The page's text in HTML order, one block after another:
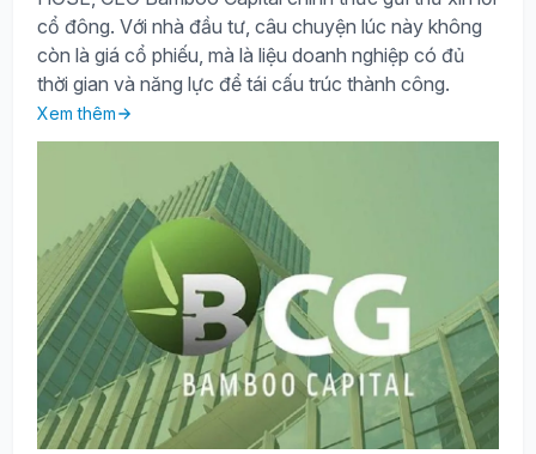
cổ đông. Với nhà đầu tư, câu chuyện lúc này không
còn là giá cổ phiếu, mà là liệu doanh nghiệp có đủ
thời gian và năng lực để tái cấu trúc thành công.
Xem thêm